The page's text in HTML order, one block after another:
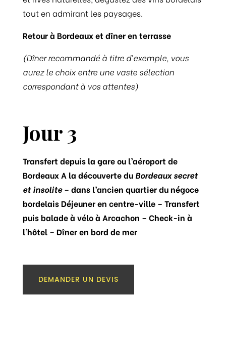
tout en admirant les paysages.
Retour à Bordeaux et dîner en terrasse
(Dîner recommandé à titre d’exemple, vous
aurez le choix entre une vaste sélection
correspondant à vos attentes)
Jour 3
Transfert depuis la gare ou l’aéroport de
Bordeaux A la découverte du Bordeaux secret
et insolite– dans l’ancien quartier du négoce
bordelais Déjeuner en centre-ville – Transfert
puis balade à vélo à Arcachon – Check-in à
l’hôtel – Dîner en bord de mer
DEMANDER UN DEVIS